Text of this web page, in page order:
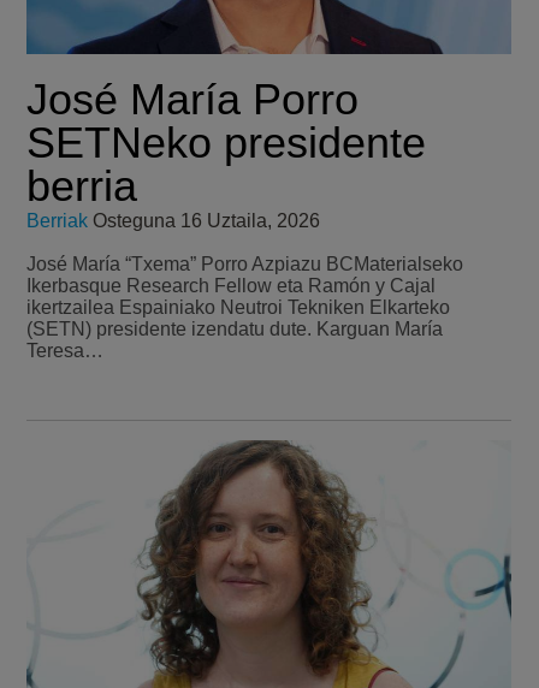
José María Porro
SETNeko presidente
berria
Berriak Osteguna 16 Uztaila, 2026
José María “Txema” Porro Azpiazu BCMaterialseko
Ikerbasque Research Fellow eta Ramón y Cajal
ikertzailea Espainiako Neutroi Tekniken Elkarteko
(SETN) presidente izendatu dute. Karguan María
Teresa…